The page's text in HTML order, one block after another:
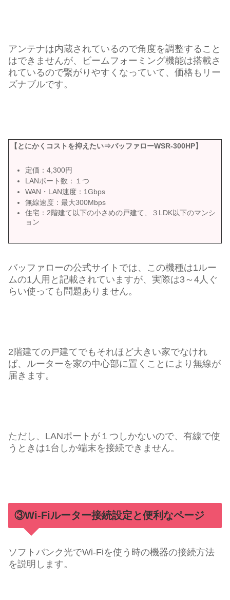
アンテナは内蔵されているので角度を調整すること
はできませんが、ビームフォーミング機能は搭載さ
れているので繋がりやすくなっていて、価格もリー
ズナブルです。
【とにかくコストを抑えたい⇒バッファローWSR-300HP】
定価：4,300円
LANポート数：１つ
WAN・LAN速度：1Gbps
無線速度：最大300Mbps
住宅：2階建て以下の小さめの戸建て、３LDK以下のマンシ
ョン
バッファローの公式サイトでは、この機種は1ルー
ムの1人用と記載されていますが、実際は3～4人ぐ
らい使っても問題ありません。
2階建ての戸建てでもそれほど大きい家でなけれ
ば、ルーターを家の中心部に置くことにより無線が
届きます。
ただし、LANポートが１つしかないので、有線で使
うときは1台しか端末を接続できません。
③Wi-Fiルーター接続設定と便利なページ
ソフトバンク光でWi-Fiを使う時の機器の接続方法
を説明します。